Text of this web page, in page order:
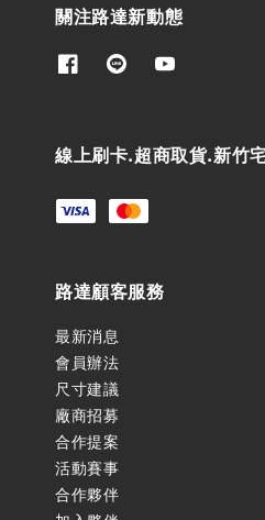
關注路達新動態
線上刷卡.超商取貨.新竹
路達顧客服務
最新消息
會員辦法
尺寸建議
廠商招募
合作提案
活動賽事
合作夥伴